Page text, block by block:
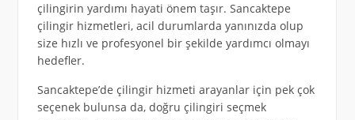
çilingirin yardımı hayati önem taşır. Sancaktepe
çilingir hizmetleri, acil durumlarda yanınızda olup
size hızlı ve profesyonel bir şekilde yardımcı olmayı
hedefler.
Sancaktepe’de çilingir hizmeti arayanlar için pek çok
seçenek bulunsa da, doğru çilingiri seçmek